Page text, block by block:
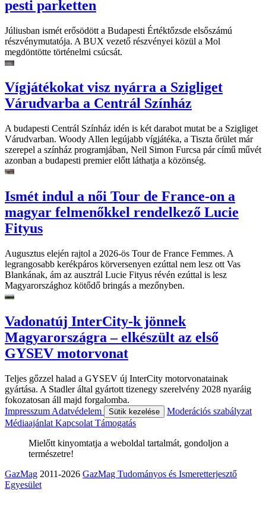
pesti parketten
Júliusban ismét erősödött a Budapesti Értéktőzsde elsőszámú
részvénymutatója. A BUX vezető részvényei közül a Mol
megdöntötte történelmi csúcsát.
Vígjátékokat visz nyárra a Szigliget
Várudvarba a Centrál Színház
A budapesti Centrál Színház idén is két darabot mutat be a Szigliget
Várudvarban. Woody Allen legújabb vígjátéka, a Tiszta őrület már
szerepel a színház programjában, Neil Simon Furcsa pár című művét
azonban a budapesti premier előtt láthatja a közönség.
Ismét indul a női Tour de France-on a
magyar felmenőkkel rendelkező Lucie
Fityus
Augusztus elején rajtol a 2026-ös Tour de France Femmes. A
legrangosabb kerékpáros körversenyen ezúttal nem lesz ott Vas
Blankának, ám az ausztrál Lucie Fityus révén ezúttal is lesz
Magyarországhoz kötődő bringás a mezőnyben.
Vadonatúj InterCity-k jönnek
Magyarországra – elkészült az első
GYSEV motorvonat
Teljes gőzzel halad a GYSEV új InterCity motorvonatainak
gyártása. A Stadler által gyártott tizenegy szerelvény 2028 nyaráig
fokozatosan áll majd forgalomba.
Impresszum Adatvédelem Sütik kezelése
Moderációs szabályzat
Médiaajánlat Kapcsolat Támogatás
Mielőtt kinyomtatja a weboldal tartalmát, gondoljon a
természetre!
GazMag 2011-2026 GazMag Tudományos és Ismeretterjesztő
Egyesület